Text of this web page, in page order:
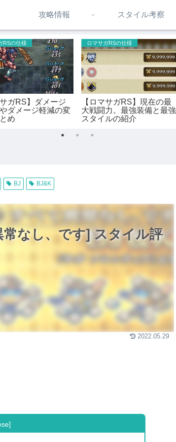
攻略情報 スタイル考察
RSの仕様
サガRS】ダメージ
ダメージ軽減の変
め
ロマサガRSの仕様
【ロマサガRS】現在の最
大戦闘力。最強装備と最強
スタイルの紹介
BJ BJ&K
なし、です] スタイル評
2022.05.29